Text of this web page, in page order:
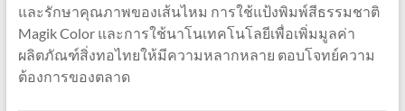
และรักษาคุณภาพของเส้นไหม การใช้แป้งพิมพ์สีธรรมชาติ
Magik Color และการใช้นาโนเทคโนโลยีเพื่อเพิ่มมูลค่า
ผลิตภัณฑ์สิ่งทอไทยให้มีความหลากหลาย ตอบโจทย์ความ
ต้องการของตลาด